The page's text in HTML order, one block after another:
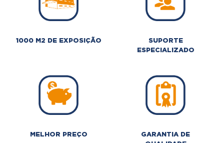
1000 M2 DE EXPOSIÇÃO
SUPORTE
ESPECIALIZADO
MELHOR PREÇO
GARANTIA DE